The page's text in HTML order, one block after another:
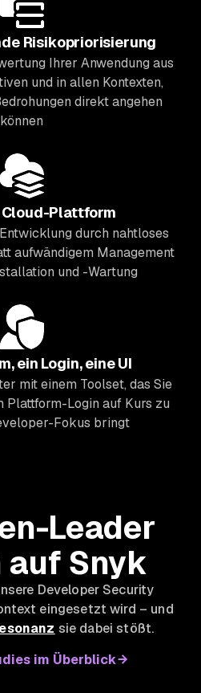
Risikopriorisierung
Ihrer Anwendung aus
und in allen Kontexten,
direkt angehen
können
Plattform
durch nahtloses
aufwändigem Management
und -Wartung
ein Login, eine UI
mit einem Toolset, das Sie
Plattform-Login auf Kurs zu
Fokus bringt
Leader
Snyk
Developer Security
eingesetzt wird – und
sie dabei stößt.
im Überblick